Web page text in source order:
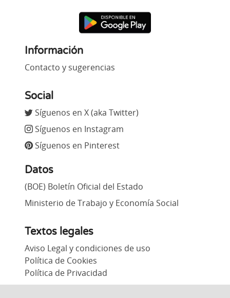
Información
Contacto y sugerencias
Social
Síguenos en X (aka Twitter)
Síguenos en Instagram
Síguenos en Pinterest
Datos
(BOE) Boletín Oficial del Estado
Ministerio de Trabajo y Economía Social
Textos legales
Aviso Legal y condiciones de uso
Política de Cookies
Política de Privacidad